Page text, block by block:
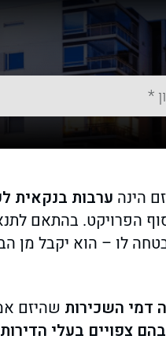
הינה ערבות בנקאית
הפרויקט. בהתאם
לו – הוא יקבל מן
דמי השכירות שהיזם
צפויים בעלי